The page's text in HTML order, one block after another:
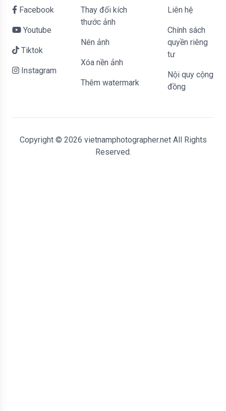
Facebook
Youtube
Tiktok
Instagram
Thay đổi kích
thước ảnh
Nén ảnh
Xóa nền ảnh
Thêm watermark
liên hệ
Chính sách
quyền riêng
tư
Nội quy cộng
đồng
Copyright © 2026 vietnamphotographer.net All Rights
Reserved.